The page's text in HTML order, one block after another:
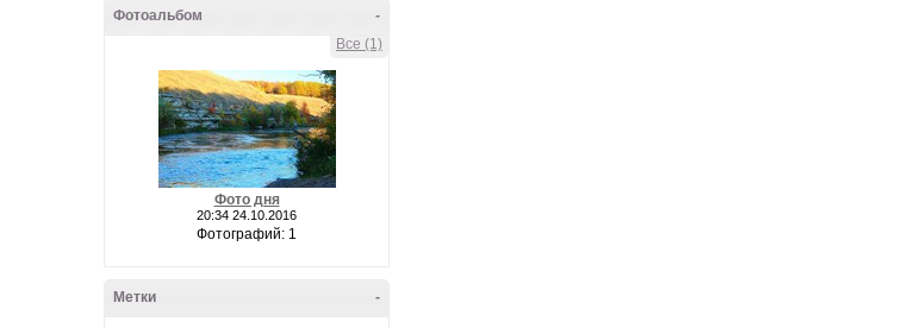
-
Фотоальбом
Все (1)
Фото дня
20:34 24.10.2016
Фотографий: 1
-
Метки